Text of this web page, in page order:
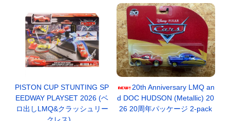
PISTON CUP STUNTING SP
EEDWAY PLAYSET 2026 (ベ
ロ出しLMQ&クラッシュリー
20th Anniversary LMQ an
d DOC HUDSON (Metallic) 20
26 20周年パッケージ 2-pack